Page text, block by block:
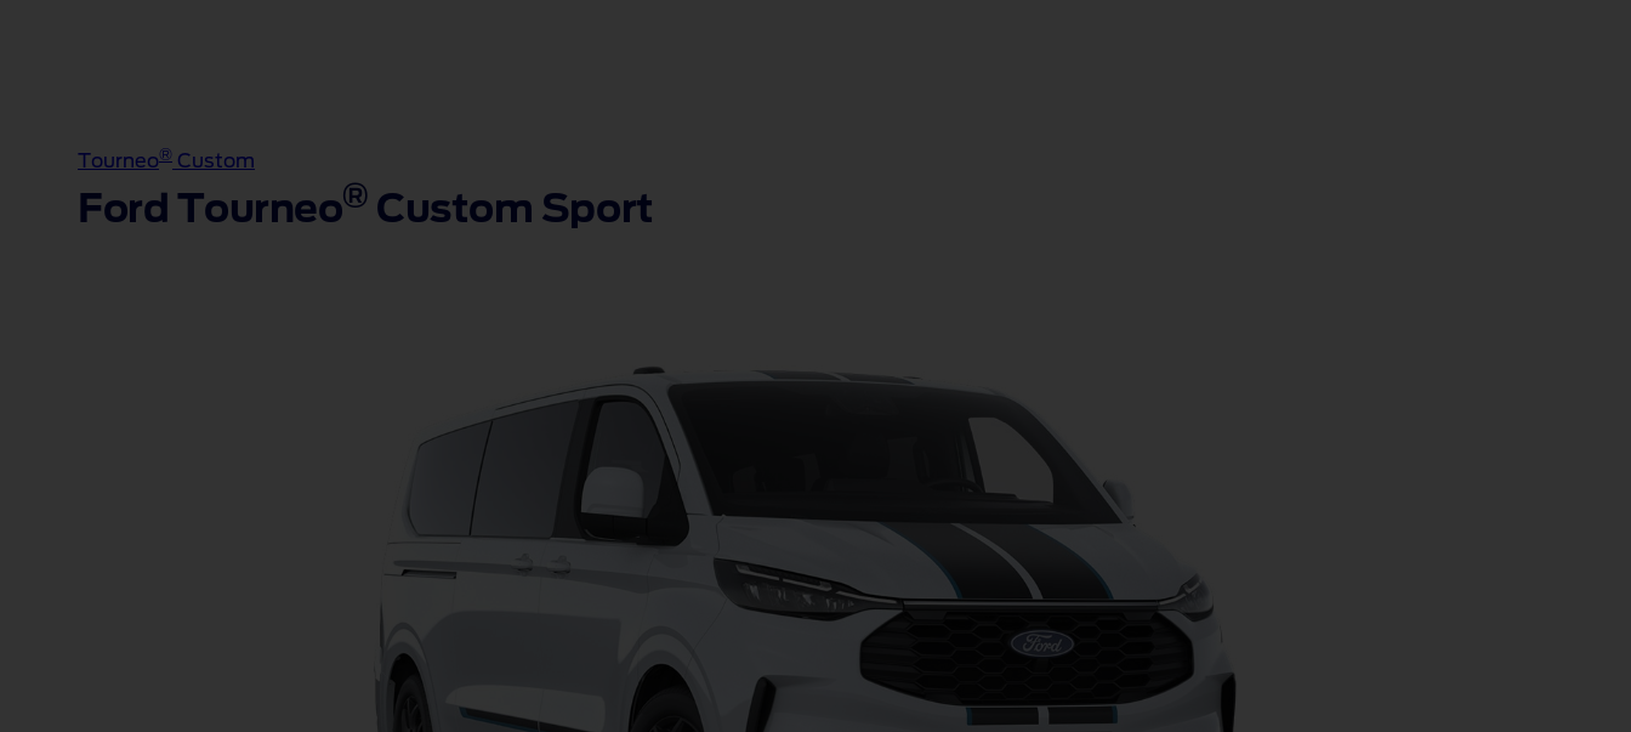
Tourneo® Custom
Ford Tourneo® Custom Sport